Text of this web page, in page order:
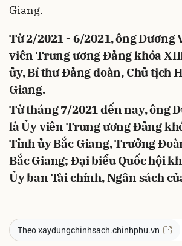
Giang.
Từ 2/2021 - 6/2021, ông Dương
viên Trung ương Đảng khóa
ủy, Bí thư Đảng đoàn, Chủ tịch
Giang.
Từ tháng 7/2021 đến nay, ông
là Ủy viên Trung ương Đảng
Tỉnh ủy Bắc Giang, Trưởng
Bắc Giang; Đại biểu Quốc hội
Ủy ban Tài chính, Ngân sách
Theo xaydungchinhsach.chinhphu.vn